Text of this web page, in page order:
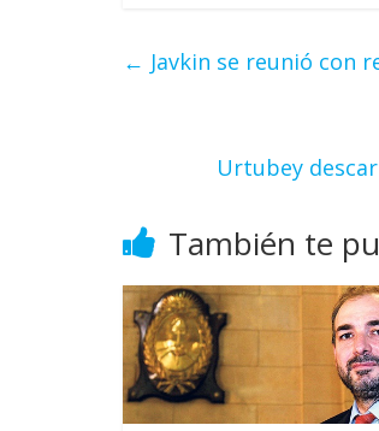
← Javkin se reunió con
Urtubey
También te